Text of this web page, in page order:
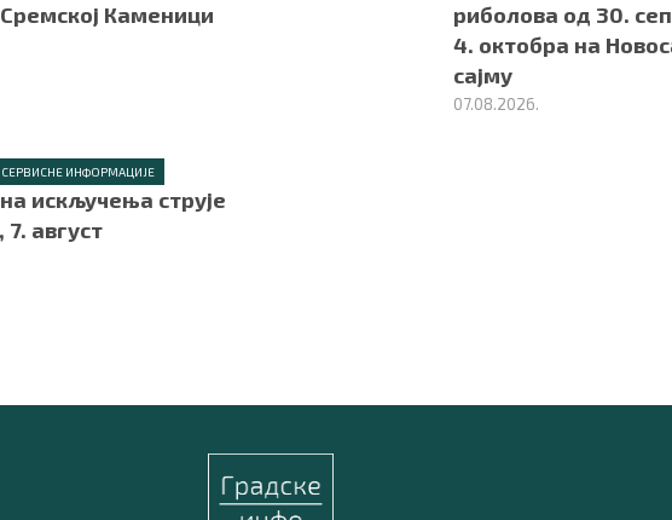
Каменици
риболова од 30.
4. октобра на
сајму
07.08.2026.
СЕРВИСНЕ ИНФОРМАЦИЈЕ
искључења струје
7. август